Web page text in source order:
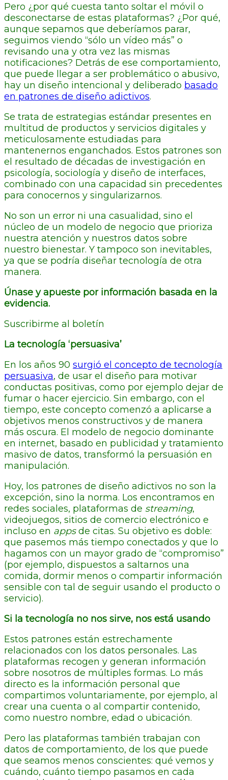
Pero ¿por qué cuesta tanto soltar el móvil o
desconectarse de estas plataformas? ¿Por qué,
aunque sepamos que deberíamos parar,
seguimos viendo “sólo un vídeo más” o
revisando una y otra vez las mismas
notificaciones? Detrás de ese comportamiento,
que puede llegar a ser problemático o abusivo,
hay un diseño intencional y deliberado basado
en patrones de diseño adictivos.
Se trata de estrategias estándar presentes en
multitud de productos y servicios digitales y
meticulosamente estudiadas para
mantenernos enganchados. Estos patrones son
el resultado de décadas de investigación en
psicología, sociología y diseño de interfaces,
combinado con una capacidad sin precedentes
para conocernos y singularizarnos.
No son un error ni una casualidad, sino el
núcleo de un modelo de negocio que prioriza
nuestra atención y nuestros datos sobre
nuestro bienestar. Y tampoco son inevitables,
ya que se podría diseñar tecnología de otra
manera.
Únase y apueste por información basada en la
evidencia.
Suscribirme al boletín
La tecnología ‘persuasiva’
En los años 90 surgió el concepto de tecnología
persuasiva, de usar el diseño para motivar
conductas positivas, como por ejemplo dejar de
fumar o hacer ejercicio. Sin embargo, con el
tiempo, este concepto comenzó a aplicarse a
objetivos menos constructivos y de manera
más oscura. El modelo de negocio dominante
en internet, basado en publicidad y tratamiento
masivo de datos, transformó la persuasión en
manipulación.
Hoy, los patrones de diseño adictivos no son la
excepción, sino la norma. Los encontramos en
redes sociales, plataformas de streaming,
videojuegos, sitios de comercio electrónico e
incluso en appsde citas. Su objetivo es doble:
que pasemos más tiempo conectados y que lo
hagamos con un mayor grado de “compromiso”
(por ejemplo, dispuestos a saltarnos una
comida, dormir menos o compartir información
sensible con tal de seguir usando el producto o
servicio).
Si la tecnología no nos sirve, nos está usando
Estos patrones están estrechamente
relacionados con los datos personales. Las
plataformas recogen y generan información
sobre nosotros de múltiples formas. Lo más
directo es la información personal que
compartimos voluntariamente, por ejemplo, al
crear una cuenta o al compartir contenido,
como nuestro nombre, edad o ubicación.
Pero las plataformas también trabajan con
datos de comportamiento, de los que puede
que seamos menos conscientes: qué vemos y
cuándo, cuánto tiempo pasamos en cada